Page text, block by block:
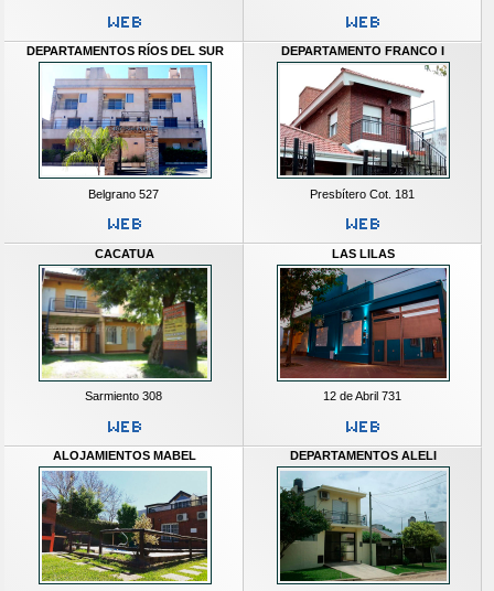
DEPARTAMENTOS RÍOS DEL SUR
Belgrano 527
DEPARTAMENTO FRANCO I
Presbítero Cot. 181
CACATUA
Sarmiento 308
LAS LILAS
12 de Abril 731
ALOJAMIENTOS MABEL DEPARTAMENTOS ALELI